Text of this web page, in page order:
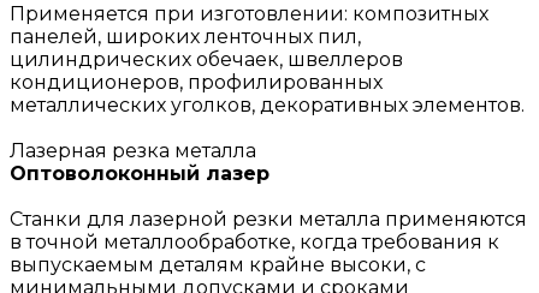
Применяется при изготовлении: композитных
панелей, широких ленточных пил,
цилиндрических обечаек, швеллеров
кондиционеров, профилированных
металлических уголков, декоративных элементов.
Лазерная резка металла
Оптоволоконный лазер
Станки для лазерной резки металла применяются
в точной металлообработке, когда требования к
выпускаемым деталям крайне высоки, с
минимальными допусками и сроками